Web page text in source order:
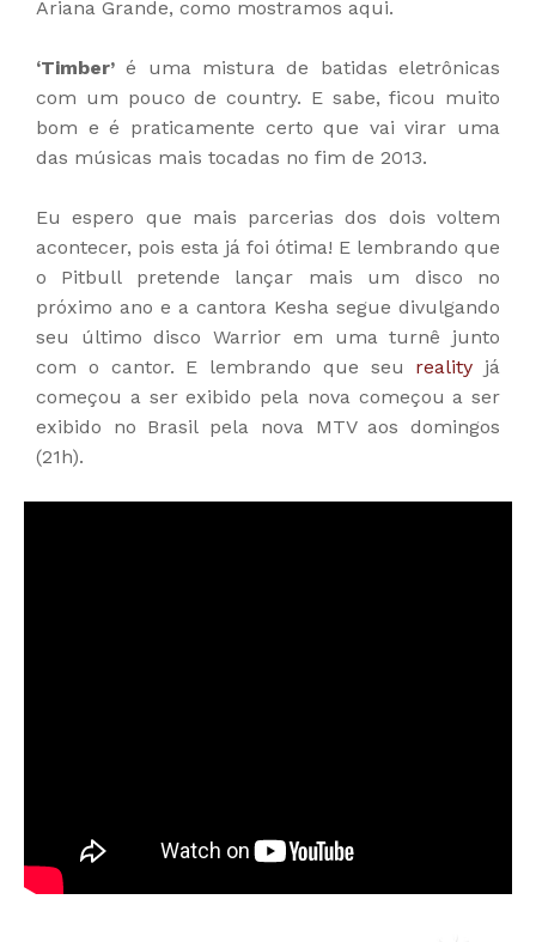
Ariana Grande, como mostramos aqui.
‘Timber’ é uma mistura de batidas eletrônicas
com um pouco de country. E sabe, ficou muito
bom e é praticamente certo que vai virar uma
das músicas mais tocadas no fim de 2013.
Eu espero que mais parcerias dos dois voltem
acontecer, pois esta já foi ótima! E lembrando que
o Pitbull pretende lançar mais um disco no
próximo ano e a cantora Kesha segue divulgando
seu último disco Warrior em uma turnê junto
com o cantor. E lembrando que seu reality já
começou a ser exibido pela nova começou a ser
exibido no Brasil pela nova MTV aos domingos
(21h).